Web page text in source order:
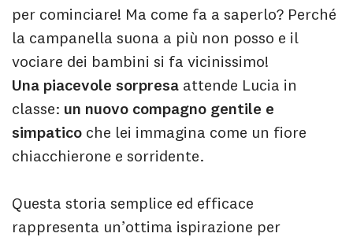
per cominciare! Ma come fa a saperlo? Perché
la campanella suona a più non posso e il
vociare dei bambini si fa vicinissimo!
Una piacevole sorpresa attende Lucia in
classe: un nuovo compagno gentile e
simpatico che lei immagina come un fiore
chiacchierone e sorridente.
Questa storia semplice ed efficace
rappresenta un’ottima ispirazione per